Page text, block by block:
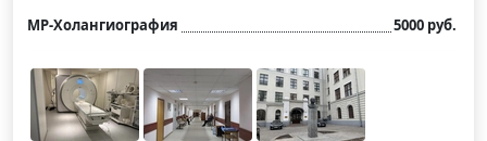
МР-Холангиография 5000 руб.